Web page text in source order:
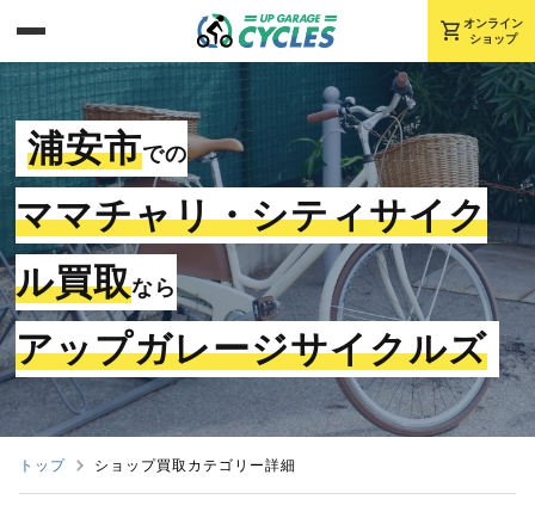
shopping_cart オンライン
ショップ
浦安市での
ママチャリ・シティサイク
ル買取なら
アップガレージサイクルズ
トップ ショップ買取カテゴリー詳細